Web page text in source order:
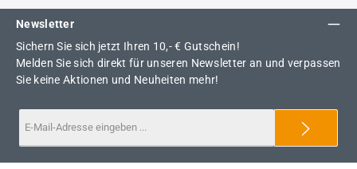
Newsletter
Sichern Sie sich jetzt Ihren 10,- € Gutschein!
Melden Sie sich direkt für unseren Newsletter an und verpassen
Sie keine Aktionen und Neuheiten mehr!